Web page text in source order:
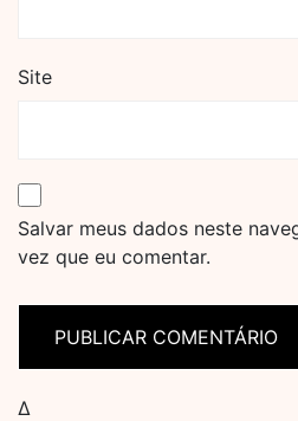
Site
Salvar meus dados neste
vez que eu comentar.
Δ